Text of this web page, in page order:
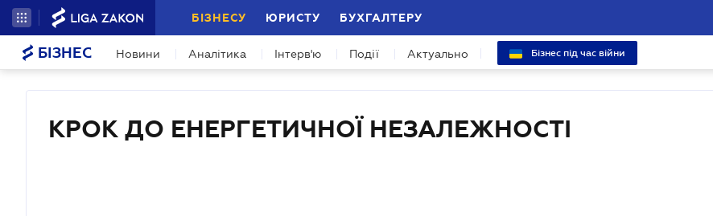
БІЗНЕСУ ЮРИСТУ БУХГАЛТЕРУ
БІЗНЕС Новини Аналітика Інтерв'ю Події Актуально Бізнес під час війни
КРОК ДО ЕНЕРГЕТИЧНОЇ НЕЗАЛЕЖНОСТІ